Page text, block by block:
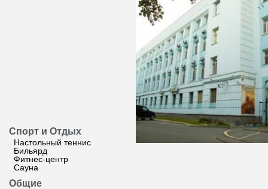
Спорт и Отдых
Настольный теннис
Бильярд
Фитнес-центр
Сауна
Общие